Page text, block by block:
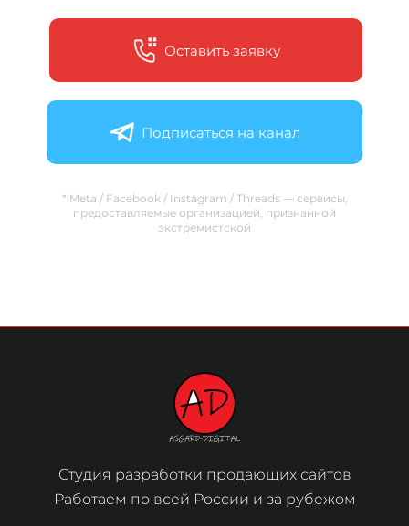
Оставить заявку
Подписаться на канал
* Meta / Facebook / Instagram / Threads — сервисы,
предоставляемые организацией, признанной
экстремистской
Студия разработки продающих сайтов
Работаем по всей России и за рубежом